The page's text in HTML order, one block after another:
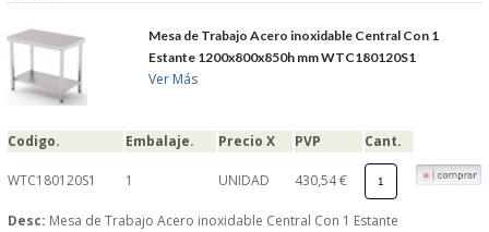
Mesa de Trabajo Acero inoxidable Central Con 1
Estante 1200x800x850h mm WTC180120S1
Ver Más
Codigo. Embalaje. Precio X PVP Cant.
WTC180120S1 1 UNIDAD 430,54 €
Desc: Mesa de Trabajo Acero inoxidable Central Con 1 Estante